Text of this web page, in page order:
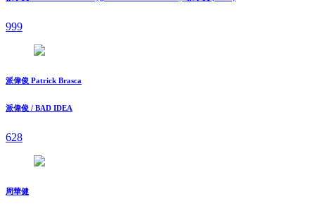
999
派偉俊 Patrick Brasca
派偉俊 / BAD IDEA
628
周華健